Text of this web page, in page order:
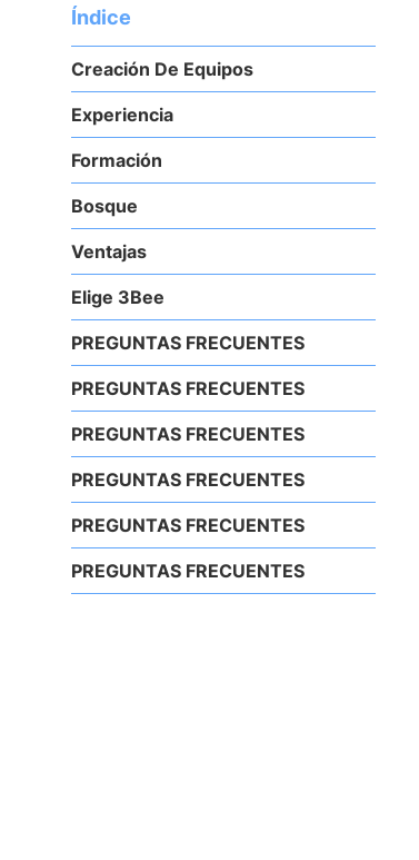
Índice
Creación De Equipos
Experiencia
Formación
Bosque
Ventajas
Elige 3Bee
PREGUNTAS FRECUENTES
PREGUNTAS FRECUENTES
PREGUNTAS FRECUENTES
PREGUNTAS FRECUENTES
PREGUNTAS FRECUENTES
PREGUNTAS FRECUENTES